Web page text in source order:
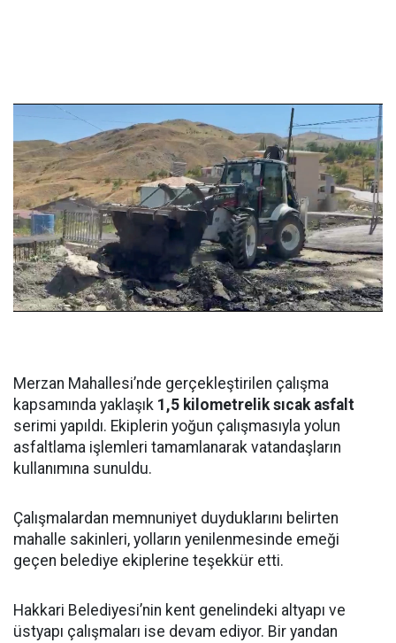
Merzan Mahallesi’nde gerçekleştirilen çalışma
kapsamında yaklaşık 1,5 kilometrelik sıcak asfalt
serimi yapıldı. Ekiplerin yoğun çalışmasıyla yolun
asfaltlama işlemleri tamamlanarak vatandaşların
kullanımına sunuldu.
Çalışmalardan memnuniyet duyduklarını belirten
mahalle sakinleri, yolların yenilenmesinde emeği
geçen belediye ekiplerine teşekkür etti.
Hakkari Belediyesi’nin kent genelindeki altyapı ve
üstyapı çalışmaları ise devam ediyor. Bir yandan